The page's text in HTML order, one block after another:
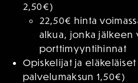
2,50€)
22,50€ hinta
alkua, jonka jälkeen
porttimyyntihinnat
Opiskelijat ja eläkeläiset
palvelumaksun 1,50€)